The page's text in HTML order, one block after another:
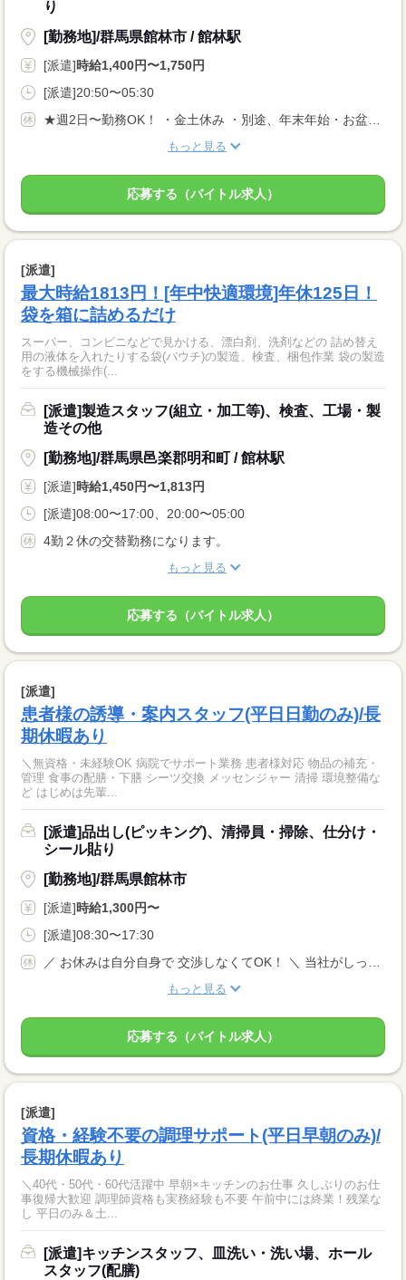
り
[勤務地]/群馬県館林市 / 館林駅
[派遣]時給1,400円〜1,750円
[派遣]20:50〜05:30
★週2日〜勤務OK！ ・金土休み ・別途、年末年始・お盆・GWのお休みあり
もっと見る
応募する（バイトル求人）
[派遣]
最大時給1813円！[年中快適環境]年休125日！
袋を箱に詰めるだけ
スーパー、コンビニなどで見かける、漂白剤、洗剤などの 詰め替え
用の液体を入れたりする袋(パウチ)の製造、検査、梱包作業 袋の製造
をする機械操作(...
[派遣]製造スタッフ(組立・加工等)、検査、工場・製
造その他
[勤務地]/群馬県邑楽郡明和町 / 館林駅
[派遣]時給1,450円〜1,813円
[派遣]08:00〜17:00、20:00〜05:00
4勤２休の交替勤務になります。
もっと見る
応募する（バイトル求人）
[派遣]
患者様の誘導・案内スタッフ(平日日勤のみ)/長
期休暇あり
＼無資格・未経験OK 病院でサポート業務 患者様対応 物品の補充・
管理 食事の配膳・下膳 シーツ交換 メッセンジャー 清掃 環境整備な
ど はじめは先輩...
[派遣]品出し(ピッキング)、清掃員・掃除、仕分け・
シール貼り
[勤務地]/群馬県館林市
[派遣]時給1,300円〜
[派遣]08:30〜17:30
／ お休みは自分自身で 交渉しなくてOK！ ＼ 当社がしっかりサポートします◎ 【土日祝休み】 ＊有給休暇 長期休暇あり 年間休日120日以上 完全週休2日制
もっと見る
応募する（バイトル求人）
[派遣]
資格・経験不要の調理サポート(平日早朝のみ)/
長期休暇あり
＼40代・50代・60代活躍中 早朝×キッチンのお仕事 久しぶりのお仕
事復帰大歓迎 調理師資格も実務経験も不要 午前中には終業！残業な
し 平日のみ＆土...
[派遣]キッチンスタッフ、皿洗い・洗い場、ホール
スタッフ(配膳)